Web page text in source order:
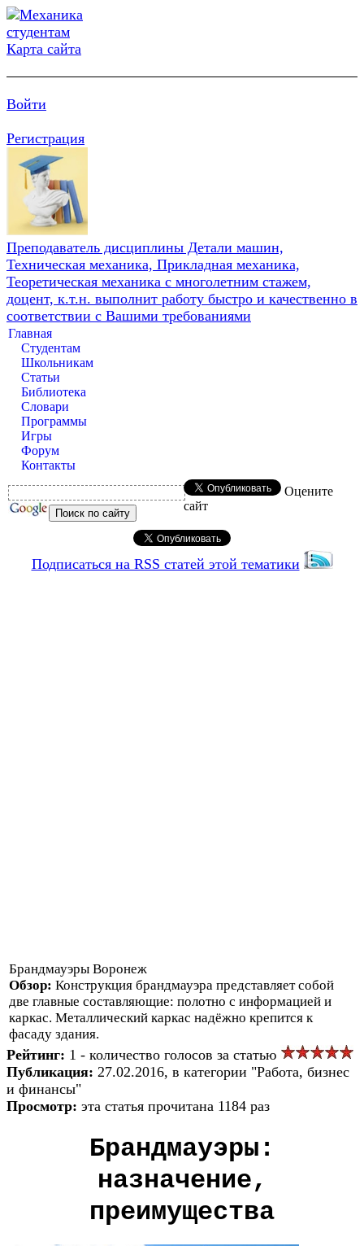
Карта сайта
Войти
Регистрация
Преподаватель дисциплины Детали машин,
Техническая механика, Прикладная механика,
Теоретическая механика с многолетним стажем,
доцент, к.т.н. выполнит работу быстро и качественно в
соответствии с Вашими требованиями
Главная
Студентам
Школьникам
Статьи
Библиотека
Словари
Программы
Игры
Форум
Контакты
Оцените
сайт
Подписаться на RSS статей этой тематики
Брандмауэры Воронеж
Обзор: Конструкция брандмауэра представляет собой
две главные составляющие: полотно с информацией и
каркас. Металлический каркас надёжно крепится к
фасаду здания.
Рейтинг: 1 - количество голосов за статью
Публикация: 27.02.2016, в категории "Работа, бизнес
и финансы"
Просмотр: эта статья прочитана 1184 раз
Брандмауэры:
назначение,
преимущества